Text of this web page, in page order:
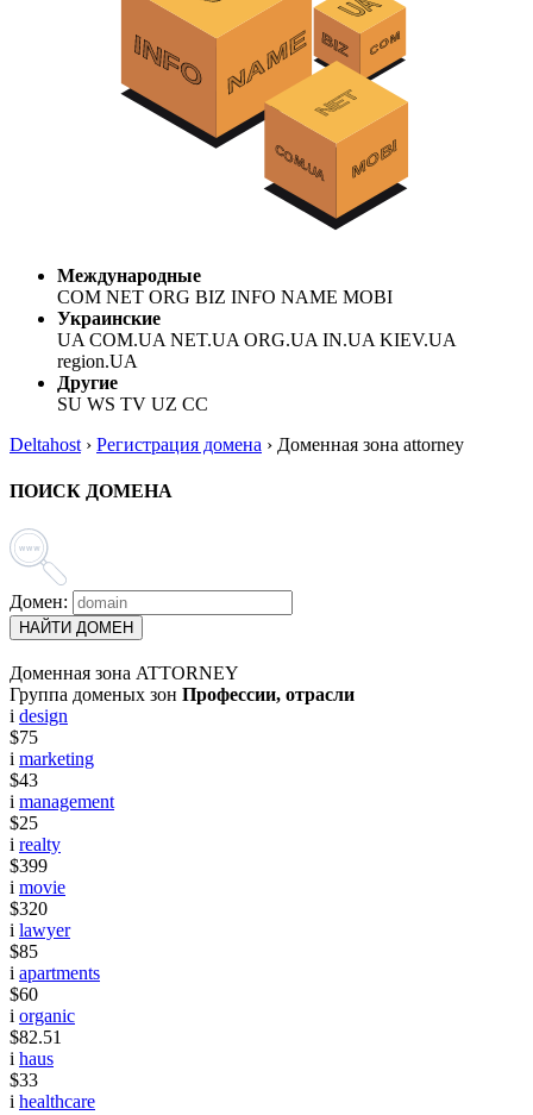
Международные
COM NET ORG BIZ INFO NAME MOBI
Украинские
UA COM.UA NET.UA ORG.UA IN.UA KIEV.UA
region.UA
Другие
SU WS TV UZ CC
Deltahost › Регистрация домена › Доменная зона attorney
ПОИСК ДОМЕНА
Домен:
НАЙТИ ДОМЕН
Доменная зона ATTORNEY
Группа доменых зон Профессии, отрасли
i design
$75
i marketing
$43
i management
$25
i realty
$399
i movie
$320
i lawyer
$85
i apartments
$60
i organic
$82.51
i haus
$33
i healthcare